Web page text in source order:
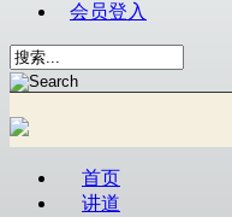
会员登入
首页
讲道